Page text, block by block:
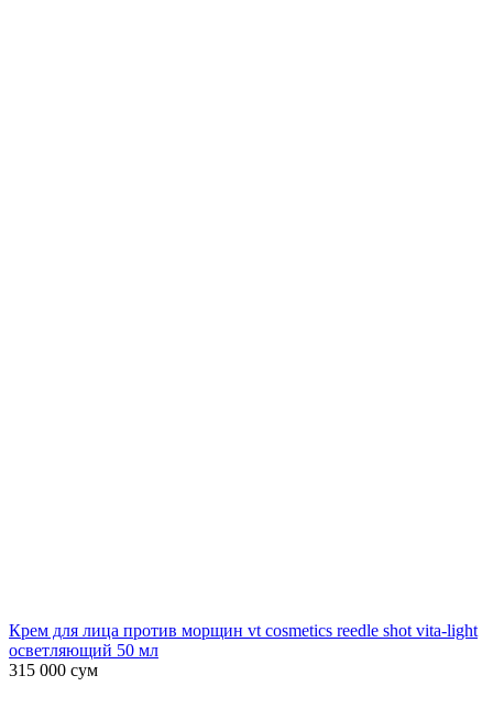
Крем для лица против морщин vt cosmetics reedle shot vita-light
осветляющий 50 мл
315 000 сум